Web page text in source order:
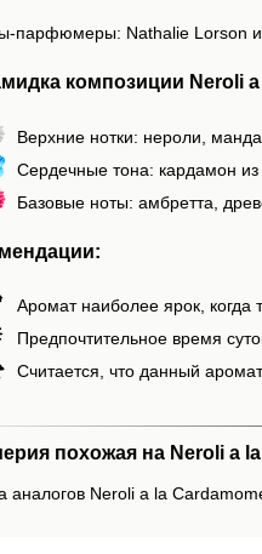
парфюмеры: Nathalie Lorson и
композиции Neroli
Верхние нотки: нероли,
Сердечные тона: кардамон
Базовые ноты: амбретта,
Аромат наиболее ярок, когда
Предпочтительное время
Считается, что данный
похожая на Neroli a
аналогов Neroli a la